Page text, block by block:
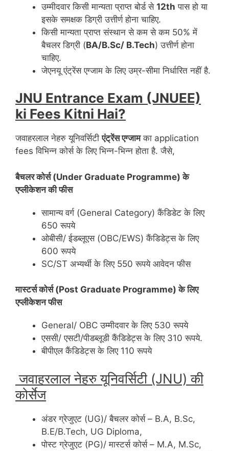
उम्मीदवार किसी मान्यता प्राप्त बोर्ड से 12th पास हो या
इसके समक्षक डिग्री उत्तीर्ण होना चाहिए.
किसी मान्यता प्राप्त संस्थान से कम से कम 50% में
बैचलर डिग्री (BA/B.Sc/ B.Tech) उत्तीर्ण होना
चाहिए.
जेएनयू एंट्रेंस एग्जाम के लिए उम्र-सीमा निर्धारित नहीं है.
JNU Entrance Exam (JNUEE)
ki Fees Kitni Hai?
जवाहरलाल नेहरु यूनिवर्सिटीएंट्रेंस एग्जामका application
fees विभिन्न कोर्स के लिए भिन्न-भिन्न होता है. जैसे,
बैचलर कोर्स (Under Graduate Programme) के
एप्लीकेशन की फीस
सामान्य वर्ग (General Category) कैंडिडेट के लिए
650 रूपये
ओबीसी/ ईडब्लूएस (OBC/EWS) कैंडिडेट्स के लिए
600 रूपये
SC/ST अभ्यर्थी के लिए 550 रूपये आवेदन फीस
मास्टर्स कोर्स (Post Graduate Programme) के लिए
एप्लीकेशन फीस
General/ OBC उम्मीदवार के लिए 530 रूपये
एससी/ एसटी/पीडब्लूडी कैंडिडेट्स के लिए 310 रूपये.
बीपीएल कैंडिडेट्स के लिए 110 रूपये
जवाहरलाल नेहरु यूनिवर्सिटी (JNU) की
कोर्सेज
अंडर ग्रेजुएट (UG)/ बैचलर कोर्स – B.A, B.Sc,
B.E/B.Tech, UG Diploma,
पोस्ट ग्रेजुएट (PG)/ मास्टर्स कोर्स – M.A, M.Sc,